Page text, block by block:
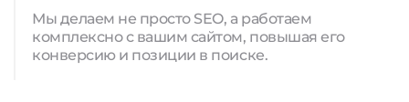
Мы делаем не просто SEO, а работаем
комплексно с вашим сайтом, повышая его
конверсию и позиции в поиске.